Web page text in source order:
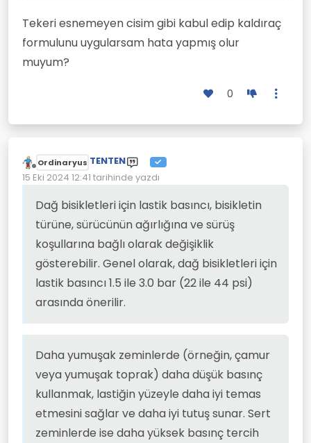
Tekeri esnemeyen cisim gibi kabul edip kaldıraç
formulunu uygularsam hata yapmış olur
muyum?
0
Çevrimdışı
Ordinaryus TENTEN
15 Eki 2024 12:41 tarihinde yazdı
Son düzenleyen:
Dağ bisikletleri için lastik basıncı, bisikletin
türüne, sürücünün ağırlığına ve sürüş
koşullarına bağlı olarak değişiklik
gösterebilir. Genel olarak, dağ bisikletleri için
lastik basıncı 1.5 ile 3.0 bar (22 ile 44 psi)
arasında önerilir.
Daha yumuşak zeminlerde (örneğin, çamur
veya yumuşak toprak) daha düşük basınç
kullanmak, lastiğin yüzeyle daha iyi temas
etmesini sağlar ve daha iyi tutuş sunar. Sert
zeminlerde ise daha yüksek basınç tercih